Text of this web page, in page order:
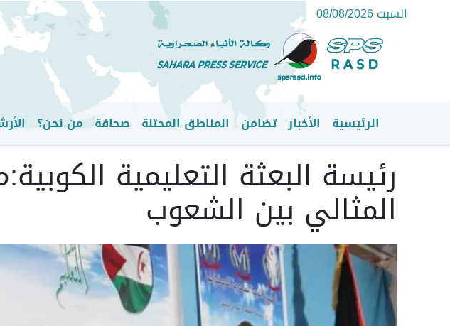
السبت 08/08/2026
القائمة الرئيسية
الرئيسية الأخبار تضامن المناطق المحتلة صحافة من نحن؟
رئيسة البعثة التعليمية
المثالي بين الشعوب